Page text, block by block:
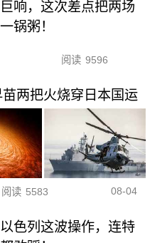
响，这次差点把两场
锅粥！
阅读 9596
两把火烧穿日本国运
阅读 5583 08-04
色列这波操作，连特